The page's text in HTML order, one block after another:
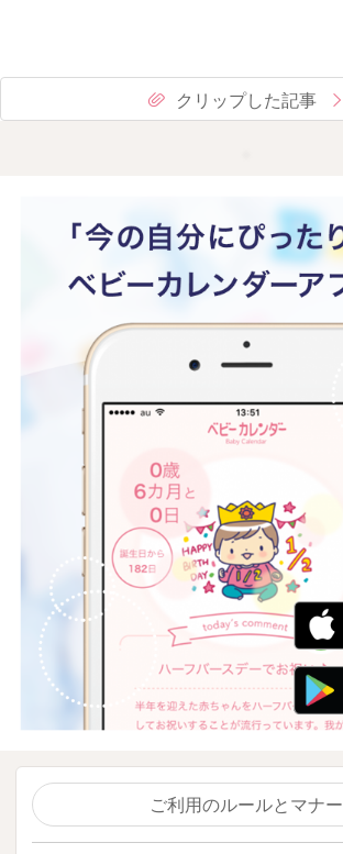
クリップした記事
ご利用のルールとマナー